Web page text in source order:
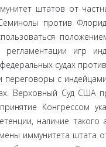
штатов от
против
игр
судах
переговоры с
Верховный Суд США
Конгрессом
наличие такого
иммунитета штата